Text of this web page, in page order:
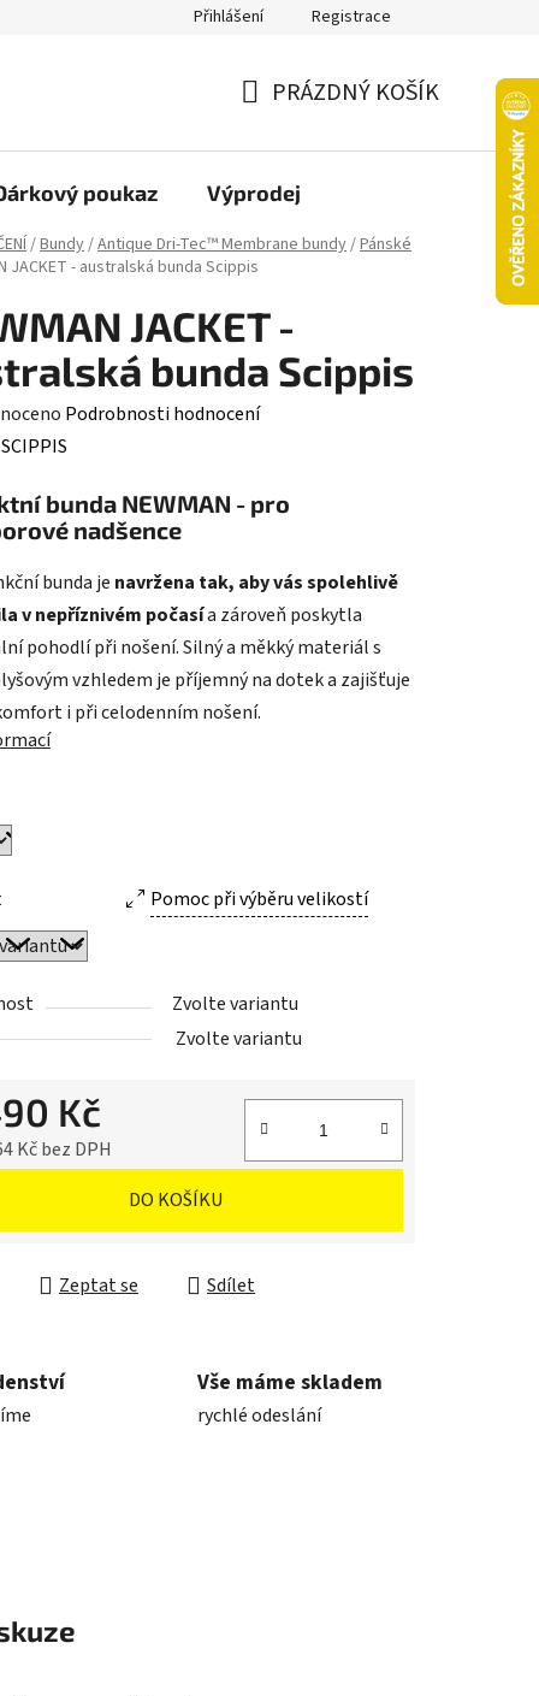
nebo vrácení ve 14denní lhůtě Platba objednávky kartou
Přihlášení Registrace
KOŠÍK
PRÁZDNÝ KOŠÍK
poukaz Výprodej
/Bundy/Antique Dri-Tec™ Membrane bundy/Pánské
JACKET - australská bunda Scippis
JACKET -
bunda Scippis
Podrobnosti hodnocení
SCIPPIS
bunda NEWMAN - pro
nadšence
bunda je navržena tak, aby vás spolehlivě
v nepříznivém počasía zároveň poskytla
pohodlí při nošení. Silný a měkký materiál s
vzhledem je příjemný na dotek a zajišťuje
i při celodenním nošení.
Pomoc při výběru velikostí
Zvolte variantu
Zvolte variantu
Kč
Kč bez DPH
DO KOŠÍKU
Zeptat se Sdílet
Vše máme skladem
rychlé odeslání